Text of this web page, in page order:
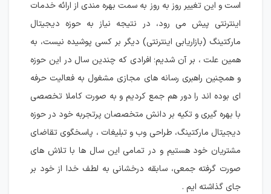
است و این تغییر روز به روز به سمت بهره مندی از ارائه خدمات
اینترنتی پیش می رود، در نتیجه نیاز به حوزه دیجیتال
مارکتینگ (بازاریابی اینترنتی) دیگر بر کسی پوشیده نیست، به
همین علت ، بر آن شدیم؛ افرادی که چندین سال در این حوزه
و همچنین راهبری رسانه های مجازی مشغول به فعالیت حرفه
ای بوده اند را دور هم جمع کردیم و به صورت کاملا تخصصی
با بهره گیری و تکیه بر دانش متخصصان پرتجربه خود در حوزه
دیجیتال مارکتینگ، طراحی وب و تبلیغات ، پاسخگوی تقاضای
مشتریان خود هستیم و در تمامی این سال ها با تلاش های
صورت گرفته جمعی، سابقه درخشانی به لطف خدا از خود بر
جای گذاشته ایم .